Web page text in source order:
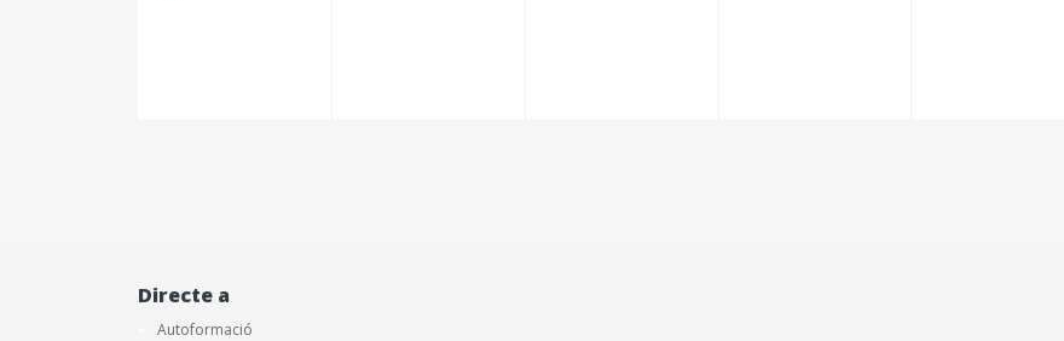
Directe a
Autoformació